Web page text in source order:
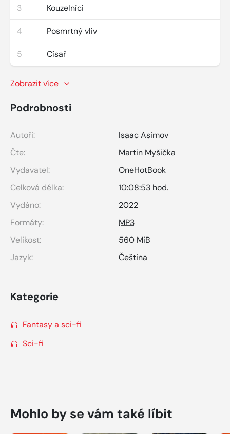
3 Kouzelníci
4 Posmrtný vliv
5 Císař
Zobrazit více
Podrobnosti
Autoři:
Isaac Asimov
Čte:
Martin Myšička
Vydavatel:
OneHotBook
Celková délka:
10:08:53 hod.
Vydáno:
2022
Formáty:
MP3
Velikost:
560 MiB
Jazyk:
Čeština
Kategorie
Fantasy a sci-fi
Sci-fi
Mohlo by se vám také líbit